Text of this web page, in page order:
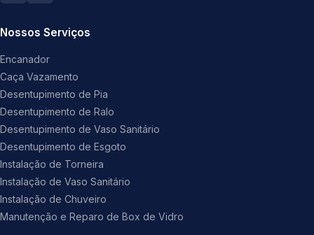
Nossos Serviços
Encanador
Caça Vazamento
Desentupimento de Pia
Desentupimento de Ralo
Desentupimento de Vaso Sanitário
Desentupimento de Esgoto
Instalação de Torneira
Instalação de Vaso Sanitário
Instalação de Chuveiro
Manutenção e Reparo de Box de Vidro